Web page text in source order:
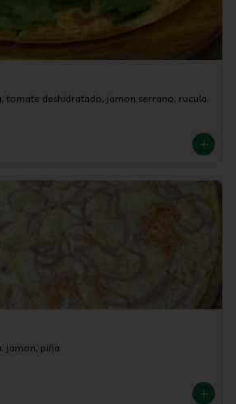
tomate deshidratado, jamon serrano, rucula
jamon, piña